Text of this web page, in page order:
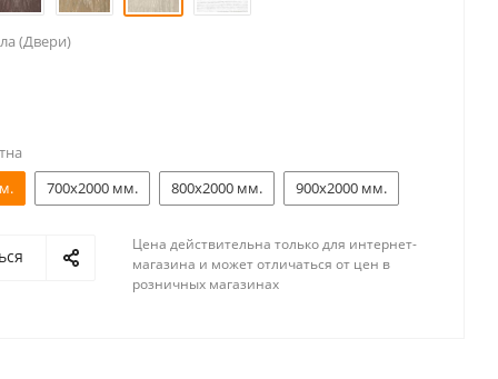
(Двери)
700x2000 мм. 800x2000 мм. 900x2000 мм.
Цена действительна только для интернет-
магазина и может отличаться от цен в
розничных магазинах